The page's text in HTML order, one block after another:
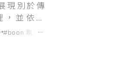
現別於傳
並依據
餐桌文化
#boon 現代韓式餐酒館
...